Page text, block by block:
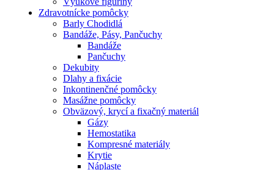
Zdravotnícke pomôcky
Barly Chodidlá
Bandáže, Pásy, Pančuchy
Bandáže
Pančuchy
Dekubity
Dlahy a fixácie
Inkontinenčné pomôcky
Masážne pomôcky
Obväzový, krycí a fixačný materiál
Gázy
Hemostatika
Kompresné materiály
Krytie
Náplaste